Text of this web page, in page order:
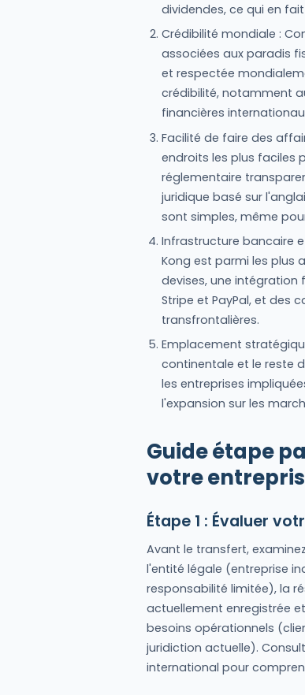
dividendes, ce qui en
Crédibilité mondiale :
associées aux paradis
et respectée
crédibilité, notamment
financières
Facilité de faire des
endroits les plus faciles
réglementaire
juridique basé sur
sont simples, même
Infrastructure bancaire
Kong est parmi les
devises, une
Stripe et PayPal, et des
transfrontalières.
Emplacement
continentale et le reste
les entreprises
l'expansion sur les
Guide étape
votre
Étape 1 : Évaluer
Avant le transfert,
l'entité légale (entreprise
responsabilité limitée), la
actuellement enregistrée
besoins opérationnels
juridiction actuelle).
international pour